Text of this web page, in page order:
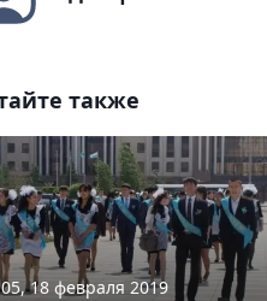
также
18 февраля 2019